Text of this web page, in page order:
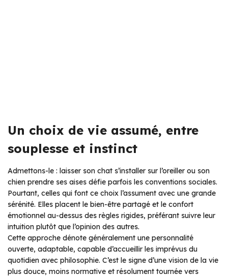
Un choix de vie assumé, entre
souplesse et instinct
Admettons-le : laisser son chat s’installer sur l’oreiller ou son
chien prendre ses aises défie parfois les conventions sociales.
Pourtant, celles qui font ce choix l’assument avec une grande
sérénité. Elles placent le bien-être partagé et le confort
émotionnel au-dessus des règles rigides, préférant suivre leur
intuition plutôt que l’opinion des autres.
Cette approche dénote généralement une personnalité
ouverte, adaptable, capable d’accueillir les imprévus du
quotidien avec philosophie. C’est le signe d’une vision de la vie
plus douce, moins normative et résolument tournée vers